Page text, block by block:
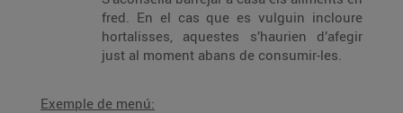
fred. En el cas que es vulguin incloure
hortalisses, aquestes s’haurien d’afegir
just al moment abans de consumir-les.
Exemple de menú: